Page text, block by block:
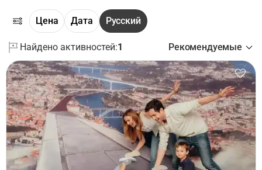
Цена Дата Русский
Найдено активностей:1 Рекомендуемые